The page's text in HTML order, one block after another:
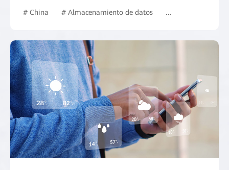
# China # Almacenamiento de datos # Finanzas